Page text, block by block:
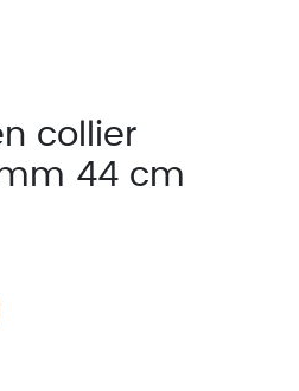
collier
44 cm